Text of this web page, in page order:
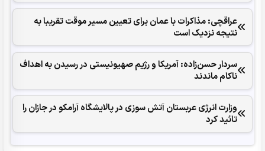
عراقچی: مذاکرات با عمان برای تعیین مسیر موقت تقریبا به
نتیجه نزدیک است
سردار حسن‌زاده: آمریکا و رژیم صهیونیستی در رسیدن به اهداف
ناکام ماندند
وزارت انرژی عربستان آتش سوزی در پالایشگاه آرامکو در جازان را
تائید کرد